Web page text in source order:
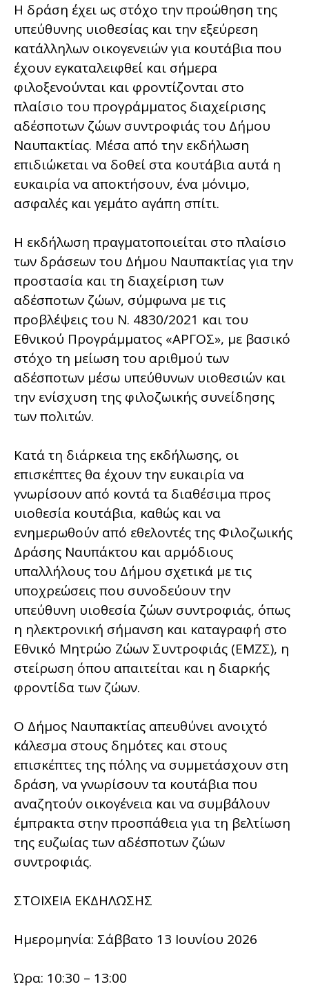
Η δράση έχει ως στόχο την προώθηση της
υπεύθυνης υιοθεσίας και την εξεύρεση
κατάλληλων οικογενειών για κουτάβια που
έχουν εγκαταλειφθεί και σήμερα
φιλοξενούνται και φροντίζονται στο
πλαίσιο του προγράμματος διαχείρισης
αδέσποτων ζώων συντροφιάς του Δήμου
Ναυπακτίας. Μέσα από την εκδήλωση
επιδιώκεται να δοθεί στα κουτάβια αυτά η
ευκαιρία να αποκτήσουν, ένα μόνιμο,
ασφαλές και γεμάτο αγάπη σπίτι.
Η εκδήλωση πραγματοποιείται στο πλαίσιο
των δράσεων του Δήμου Ναυπακτίας για την
προστασία και τη διαχείριση των
αδέσποτων ζώων, σύμφωνα με τις
προβλέψεις του Ν. 4830/2021 και του
Εθνικού Προγράμματος «ΑΡΓΟΣ», με βασικό
στόχο τη μείωση του αριθμού των
αδέσποτων μέσω υπεύθυνων υιοθεσιών και
την ενίσχυση της φιλοζωικής συνείδησης
των πολιτών.
Κατά τη διάρκεια της εκδήλωσης, οι
επισκέπτες θα έχουν την ευκαιρία να
γνωρίσουν από κοντά τα διαθέσιμα προς
υιοθεσία κουτάβια, καθώς και να
ενημερωθούν από εθελοντές της Φιλοζωικής
Δράσης Ναυπάκτου και αρμόδιους
υπαλλήλους του Δήμου σχετικά με τις
υποχρεώσεις που συνοδεύουν την
υπεύθυνη υιοθεσία ζώων συντροφιάς, όπως
η ηλεκτρονική σήμανση και καταγραφή στο
Εθνικό Μητρώο Ζώων Συντροφιάς (ΕΜΖΣ), η
στείρωση όπου απαιτείται και η διαρκής
φροντίδα των ζώων.
Ο Δήμος Ναυπακτίας απευθύνει ανοιχτό
κάλεσμα στους δημότες και στους
επισκέπτες της πόλης να συμμετάσχουν στη
δράση, να γνωρίσουν τα κουτάβια που
αναζητούν οικογένεια και να συμβάλουν
έμπρακτα στην προσπάθεια για τη βελτίωση
της ευζωίας των αδέσποτων ζώων
συντροφιάς.
ΣΤΟΙΧΕΙΑ ΕΚΔΗΛΩΣΗΣ
Ημερομηνία: Σάββατο 13 Ιουνίου 2026
Ώρα: 10:30 – 13:00